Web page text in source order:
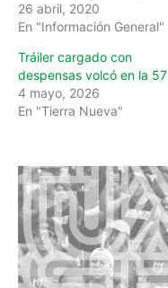
26 abril, 2020
En "Información General"
Tráiler cargado con
despensas volcó en la 57
4 mayo, 2026
En "Tierra Nueva"